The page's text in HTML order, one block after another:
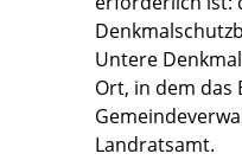
Untere
Ort, in dem das
Landratsamt.